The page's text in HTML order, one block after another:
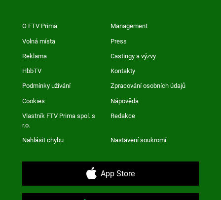
O FTV Prima Management
Volná místa Press
Reklama Castingy a výzvy
HbbTV Kontakty
Podmínky užívání Zpracování osobních údajů
Cookies Nápověda
Vlastník FTV Prima spol. s
r.o.
Redakce
Nahlásit chybu Nastavení soukromí
App Store